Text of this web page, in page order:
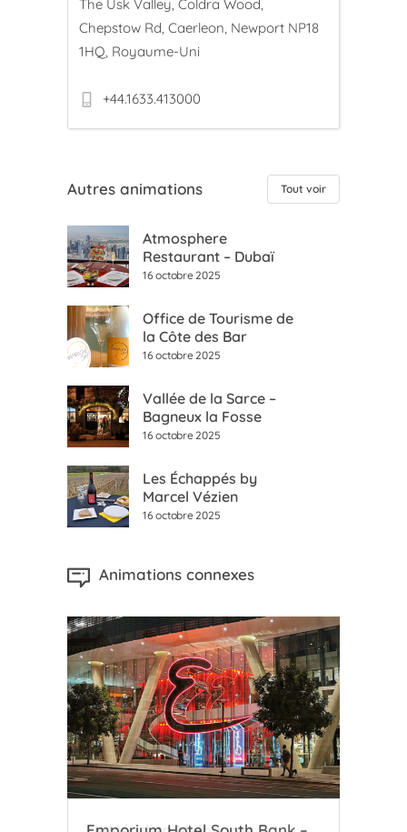
The Usk Valley, Coldra Wood,
Chepstow Rd, Caerleon, Newport NP18
1HQ, Royaume-Uni
+44.1633.413000
Autres animations Tout voir
Atmosphere
Restaurant – Dubaï
16 octobre 2025
Office de Tourisme de
la Côte des Bar
16 octobre 2025
Vallée de la Sarce –
Bagneux la Fosse
16 octobre 2025
Les Échappés by
Marcel Vézien
16 octobre 2025
Animations connexes